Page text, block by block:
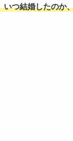
つ結婚したのか